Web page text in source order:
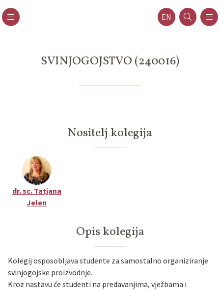
EN
SVINJOGOJSTVO (240016)
Nositelj kolegija
dr. sc. Tatjana
Jelen
Opis kolegija
Kolegij osposobljava studente za samostalno organiziranje
svinjogojske proizvodnje.
Kroz nastavu će studenti na predavanjima, vježbama i